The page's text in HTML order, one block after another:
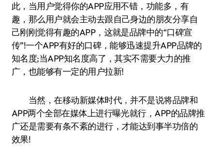
此，当用户觉得你的APP应用不错，功能多，有
趣，那么用户就会主动去跟自己身边的朋友分享自
己刚刚觉得有趣的APP，这就是品牌中的“口碑宣
传”!一个APP有好的口碑，能够迅速提升APP品牌的
知名度;当APP知名度高了，其实不需要大力的推
广，也能够有一定的用户拉新!
当然，在移动新媒体时代，并不是说将品牌和
APP两个全部在媒体上进行曝光就行，APP的品牌推
广还是需要有条不紊的进行，才能达到事半功倍的
效果!